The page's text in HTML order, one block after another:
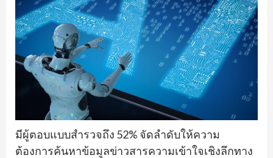
มีผู้ตอบแบบสำรวจถึง 52% จัดลำดับให้ความ
ต้องการค้นหาข้อมูลข่าวสารความเข้าใจเชิงลึกทาง